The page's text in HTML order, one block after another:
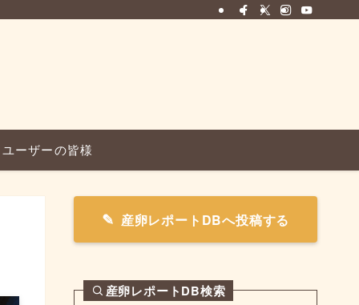
ユーザーの皆様
産卵レポートDBへ投稿する
産卵レポートDB検索